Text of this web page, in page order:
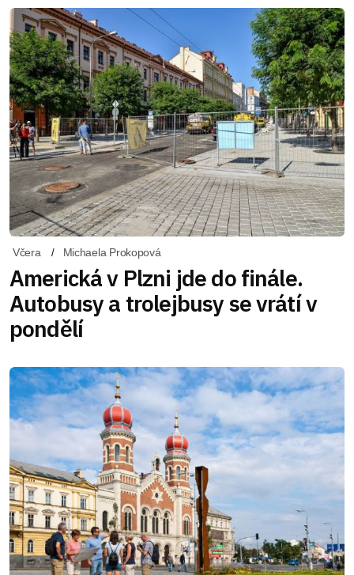
Včera Michaela Prokopová
Americká v Plzni jde do finále.
Autobusy a trolejbusy se vrátí v
pondělí